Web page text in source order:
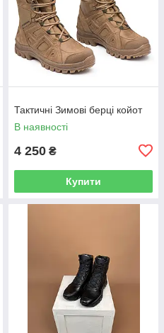
Тактичні Зимові берці койот
В наявності
4 250 ₴
Купити